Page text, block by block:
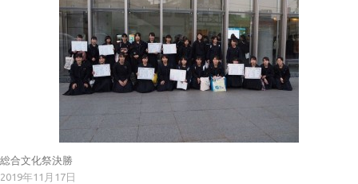
総合文化祭決勝
2019年11月17日